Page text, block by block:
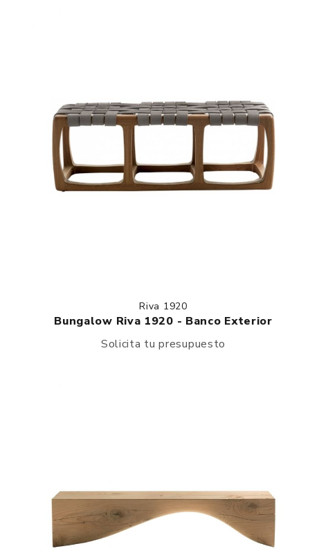
Riva 1920
Bungalow Riva 1920 - Banco Exterior
Solicita tu presupuesto